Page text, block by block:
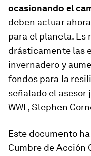
ocasionando el
deben actuar
para el planeta.
drásticamente las
invernadero y
fondos para la
señalado el
WWF, Stephen
Este documento
Cumbre de Acción